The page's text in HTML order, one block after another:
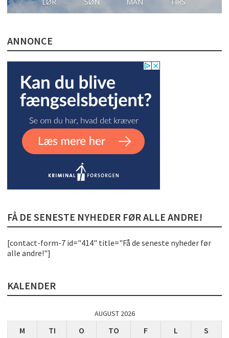
ANNONCE
FÅ DE SENESTE NYHEDER FØR ALLE ANDRE!
[contact-form-7 id="414" title="Få de seneste nyheder før
alle andre!"]
KALENDER
AUGUST 2026
M TI O TO F L
S